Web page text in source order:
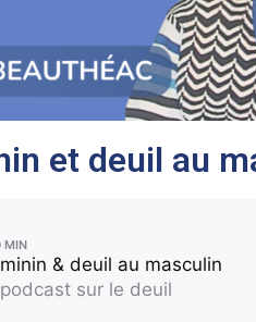
et deuil au